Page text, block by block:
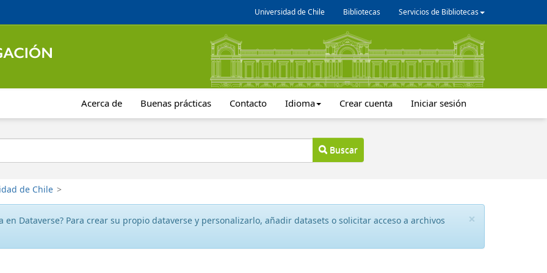
Universidad de Chile Bibliotecas Servicios de Bibliotecas
Acerca de Buenas prácticas Contacto Idioma Crear cuenta Iniciar sesión
Buscar
de Chile >
×
en Dataverse? Para crear su propio dataverse y personalizarlo, añadir datasets o solicitar acceso a archivos